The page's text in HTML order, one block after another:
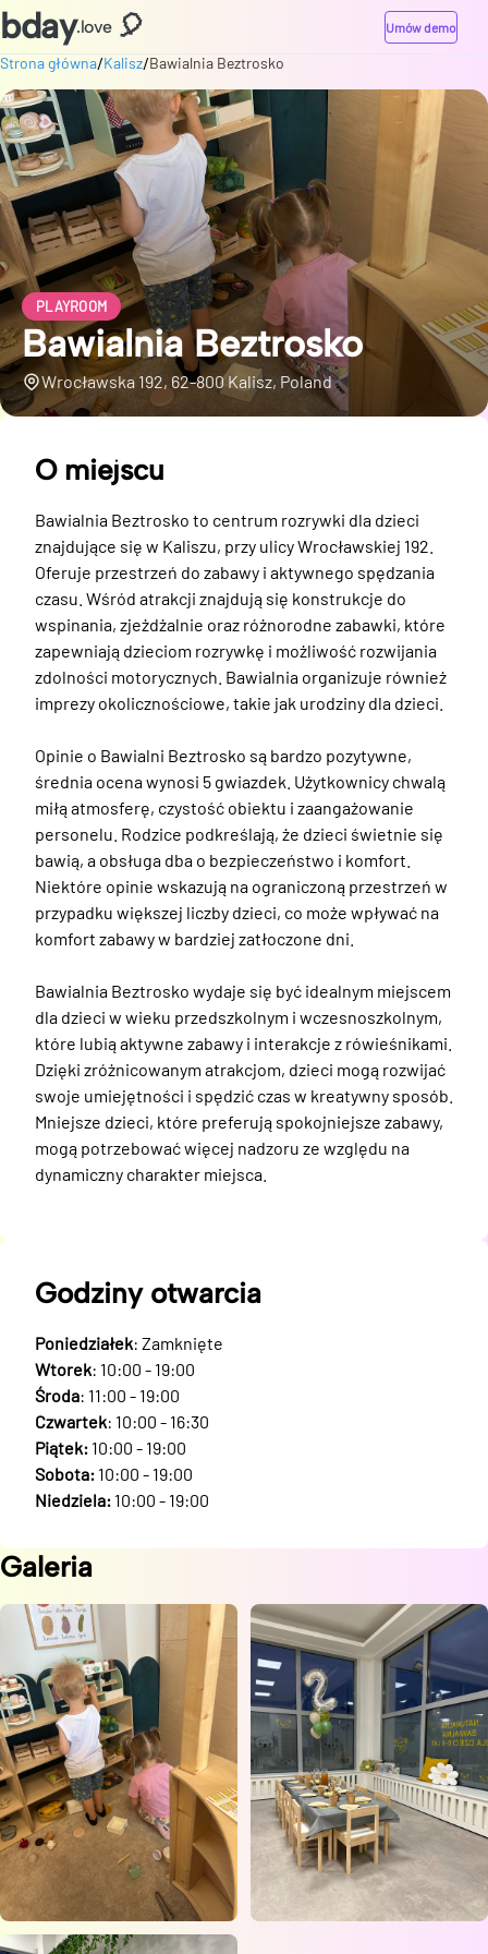
bday.love 🎈 Umów demo
Strona główna/Kalisz/Bawialnia Beztrosko
PLAYROOM
Bawialnia Beztrosko
Wrocławska 192, 62-800 Kalisz, Poland
O miejscu
Bawialnia Beztrosko to centrum rozrywki dla dzieci
znajdujące się w Kaliszu, przy ulicy Wrocławskiej 192.
Oferuje przestrzeń do zabawy i aktywnego spędzania
czasu. Wśród atrakcji znajdują się konstrukcje do
wspinania, zjeżdżalnie oraz różnorodne zabawki, które
zapewniają dzieciom rozrywkę i możliwość rozwijania
zdolności motorycznych. Bawialnia organizuje również
imprezy okolicznościowe, takie jak urodziny dla dzieci.
Opinie o Bawialni Beztrosko są bardzo pozytywne,
średnia ocena wynosi 5 gwiazdek. Użytkownicy chwalą
miłą atmosferę, czystość obiektu i zaangażowanie
personelu. Rodzice podkreślają, że dzieci świetnie się
bawią, a obsługa dba o bezpieczeństwo i komfort.
Niektóre opinie wskazują na ograniczoną przestrzeń w
przypadku większej liczby dzieci, co może wpływać na
komfort zabawy w bardziej zatłoczone dni.
Bawialnia Beztrosko wydaje się być idealnym miejscem
dla dzieci w wieku przedszkolnym i wczesnoszkolnym,
które lubią aktywne zabawy i interakcje z rówieśnikami.
Dzięki zróżnicowanym atrakcjom, dzieci mogą rozwijać
swoje umiejętności i spędzić czas w kreatywny sposób.
Mniejsze dzieci, które preferują spokojniejsze zabawy,
mogą potrzebować więcej nadzoru ze względu na
dynamiczny charakter miejsca.
Godziny otwarcia
Poniedziałek: Zamknięte
Wtorek: 10:00 - 19:00
Środa: 11:00 - 19:00
Czwartek: 10:00 - 16:30
Piątek: 10:00 - 19:00
Sobota: 10:00 - 19:00
Niedziela: 10:00 - 19:00
Galeria